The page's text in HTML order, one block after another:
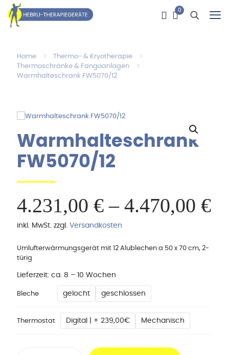
0
Home
Thermo- & Kryotherapie
Thermoschränke & Fangoanlagen
Warmhalteschrank FW5070/12
Warmhalteschrank
FW5070/12
4.231,00 € – 4.470,00 €
inkl. MwSt. zzgl. Versandkosten
Umlufterwärmungsgerät mit 12 Alublechen a 50 x 70 cm, 2-
türig
Lieferzeit: ca. 8 – 10 Wochen
Bleche gelocht geschlossen
Thermostat Digital | + 239,00€ Mechanisch